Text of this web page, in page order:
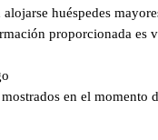
huéspedes
proporcionada es
en el